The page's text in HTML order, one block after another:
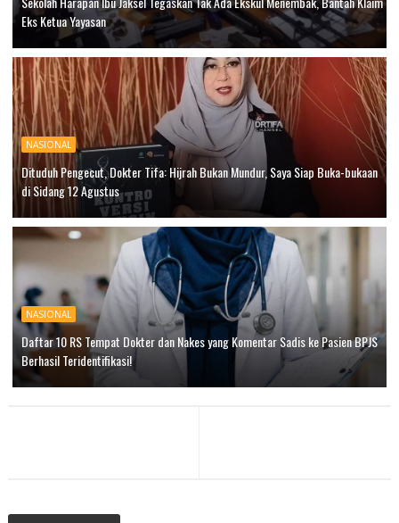
Eks Ketua Yayasan
NASIONAL
Dituduh Pengecut, Dokter Tifa: Hijrah Bukan Mundur, Saya Siap Buka-bukaan
di Sidang 12 Agustus
NASIONAL
Daftar 10 RS Tempat Dokter dan Nakes yang Komentar Sadis ke Pasien BPJS
Berhasil Teridentifikasi!